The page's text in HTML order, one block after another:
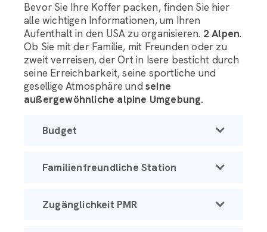
Bevor Sie Ihre Koffer packen, finden Sie hier
alle wichtigen Informationen, um Ihren
Aufenthalt in den USA zu organisieren. 2 Alpen.
Ob Sie mit der Familie, mit Freunden oder zu
zweit verreisen, der Ort in Isere besticht durch
seine Erreichbarkeit, seine sportliche und
gesellige Atmosphäre und seine
außergewöhnliche alpine Umgebung.
Budget
Familienfreundliche Station
Zugänglichkeit PMR